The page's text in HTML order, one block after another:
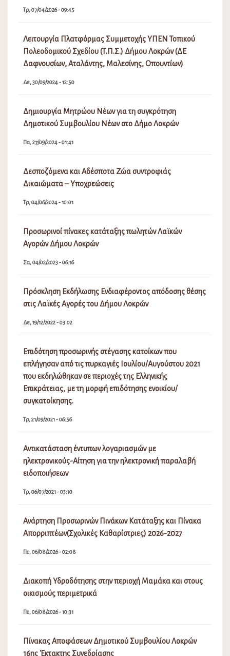
Τρ, 07/04/2026 - 09:45
Λειτουργία Πλατφόρμας Συμμετοχής ΥΠΕΝ Τοπικού
Πολεοδομικού Σχεδίου (Τ.Π.Σ.) Δήμου Λοκρών (ΔΕ
Δαφνουσίων, Αταλάντης, Μαλεσίνης, Οπουντίων)
Δε, 30/09/2024 - 12:50
Δημιουργία Μητρώου Νέων για τη συγκρότηση
Δημοτικού Συμβουλίου Νέων στο Δήμο Λοκρών
Πα, 27/09/2024 - 01:41
Δεσποζόμενα και Αδέσποτα Ζώα συντροφιάς
Δικαιώματα – Υποχρεώσεις
Τρ, 04/06/2024 - 10:01
Προσωρινοί πίνακες κατάταξης πωλητών Λαϊκών
Αγορών Δήμου Λοκρών
Σα, 04/02/2023 - 06:16
Πρόσκληση Εκδήλωσης Ενδιαφέροντος απόδοσης θέσης
στις Λαϊκές Αγορές του Δήμου Λοκρών
Δε, 19/12/2022 - 03:02
Επιδότηση προσωρινής στέγασης κατοίκων που
επλήγησαν από τις πυρκαγιές Ιουλίου/Αυγούστου 2021
που εκδηλώθηκαν σε περιοχές της Ελληνικής
Επικράτειας, με τη μορφή επιδότησης ενοικίου/
συγκατοίκησης.
Τρ, 21/09/2021 - 06:56
Αντικατάσταση έντυπων λογαριασμών με
ηλεκτρονικούς-Αίτηση για την ηλεκτρονική παραλαβή
ειδοποιήσεων
Τρ, 06/07/2021 - 03:10
Ανάρτηση Προσωρινών Πινάκων Κατάταξης και Πίνακα
Απορριπτέων(Σχολικές Καθαρίστριες) 2026-2027
Πε, 06/08/2026 - 02:08
Διακοπή Υδροδότησης στην περιοχή Μαμάκα και στους
οικισμούς περιμετρικά
Πε, 06/08/2026 - 10:31
Πίνακας Αποφάσεων Δημοτικού Συμβουλίου Λοκρών
16ης Έκτακτης Συνεδρίασης